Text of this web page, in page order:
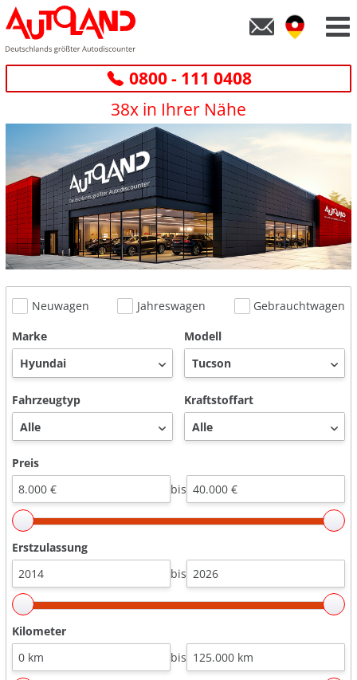
0800 - 111 0408
38x in Ihrer Nähe
Neuwagen Jahreswagen
Gebrauchtwagen
Marke
Modell
Fahrzeugtyp Kraftstoffart
Preis
bis
Erstzulassung
bis
Kilometer
bis